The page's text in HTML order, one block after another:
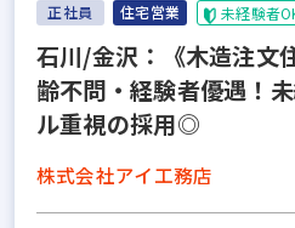
正社員 住宅営業 未経験者
石川/金沢：《木造注文
齢不問・経験者優遇！
ル重視の採用◎
株式会社アイ工務店